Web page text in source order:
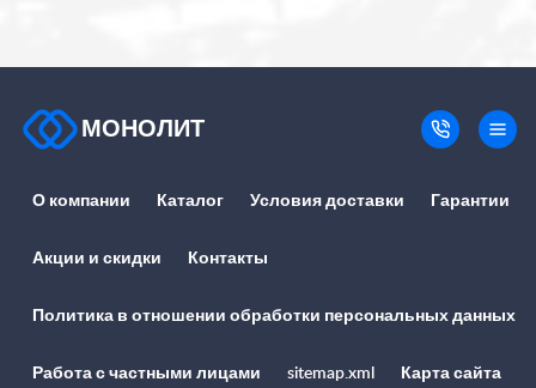
МОНОЛИТ
О компании Каталог Условия доставки Гарантии
Акции и скидки Контакты
Политика в отношении обработки персональных данных
Работа с частными лицами sitemap.xml Карта сайта